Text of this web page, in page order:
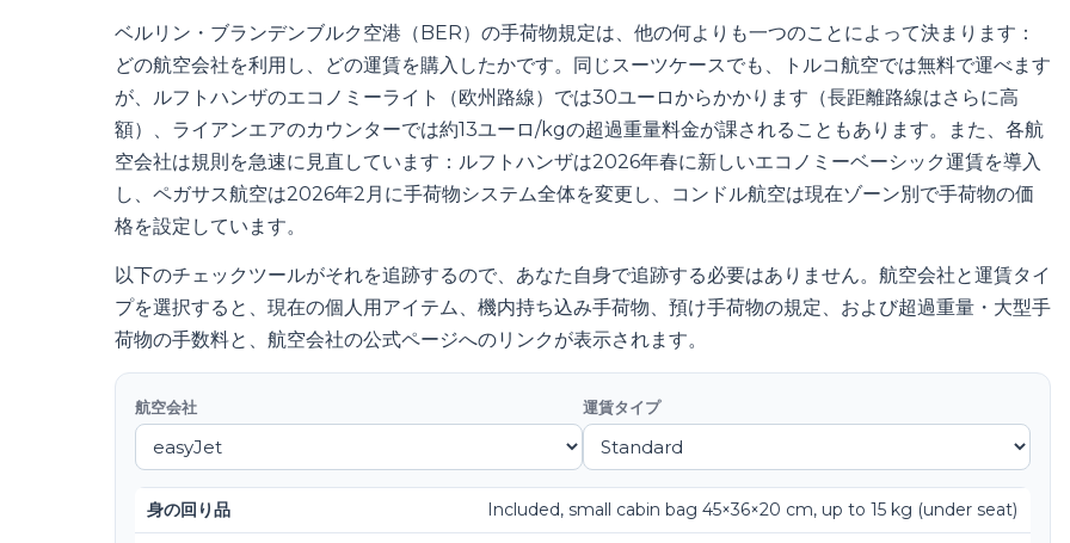
ベルリン・ブランデンブルク空港（BER）の手荷物規定は、他の何よりも一つのことによって決まります：
どの航空会社を利用し、どの運賃を購入したかです。同じスーツケースでも、トルコ航空では無料で運べます
が、ルフトハンザのエコノミーライト（欧州路線）では30ユーロからかかります（長距離路線はさらに高
額）、ライアンエアのカウンターでは約13ユーロ/kgの超過重量料金が課されることもあります。また、各航
空会社は規則を急速に見直しています：ルフトハンザは2026年春に新しいエコノミーベーシック運賃を導入
し、ペガサス航空は2026年2月に手荷物システム全体を変更し、コンドル航空は現在ゾーン別で手荷物の価
格を設定しています。
以下のチェックツールがそれを追跡するので、あなた自身で追跡する必要はありません。航空会社と運賃タイ
プを選択すると、現在の個人用アイテム、機内持ち込み手荷物、預け手荷物の規定、および超過重量・大型手
荷物の手数料と、航空会社の公式ページへのリンクが表示されます。
航空会社 運賃タイプ
身の回り品 Included, small cabin bag 45×36×20 cm, up to 15 kg (under seat)